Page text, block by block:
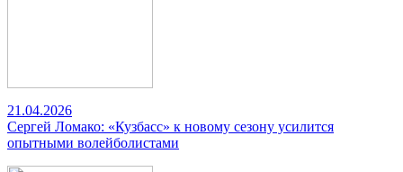
21.04.2026
Сергей Ломако: «Кузбасс» к новому сезону усилится
опытными волейболистами